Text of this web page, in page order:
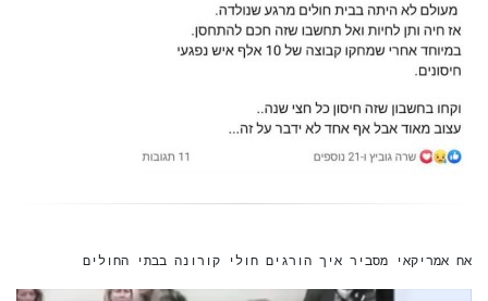
אח אמריקאי מסביר איך הורגים חולי קורונה בבתי החולים